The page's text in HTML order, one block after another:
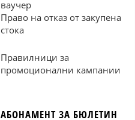
ваучер
Право на отказ от закупена
стока
Правилници за
промоционални кампании
АБОНАМЕНТ ЗА БЮЛЕТИН